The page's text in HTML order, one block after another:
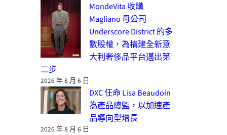
MondeVita 收購
Magliano 母公司
Underscore District 的多
數股權，為構建全新意
大利奢侈品平台邁出第
二步
2026 年 8 月 6 日
DXC 任命 Lisa Beaudoin
為產品總監，以加速產
品導向型增長
2026 年 8 月 6 日